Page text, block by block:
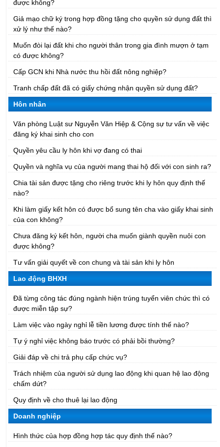
được không?
Giả mạo chữ ký trong hợp đồng tặng cho quyền sử dụng đất thì
xử lý như thế nào?
Muốn đòi lại đất khi cho người thân trong gia đình mượn ở tạm
có được không?
Cấp GCN khi Nhà nước thu hồi đất nông nghiệp?
Tranh chấp đất đã có giấy chứng nhận quyền sử dụng đất?
Hôn nhân
Văn phòng Luật sư Nguyễn Văn Hiệp & Cộng sự tư vấn về việc
đăng ký khai sinh cho con
Quyền yêu cầu ly hôn khi vợ đang có thai
Quyền và nghĩa vụ của người mang thai hộ đối với con sinh ra?
Chia tài sản được tặng cho riêng trước khi ly hôn quy định thế
nào?
Khi làm giấy kết hôn có được bổ sung tên cha vào giấy khai sinh
của con không?
Chưa đăng ký kết hôn, người cha muốn giành quyền nuôi con
được không?
Tư vấn giải quyết về con chung và tài sản khi ly hôn
Lao động BHXH
Đã từng công tác đúng ngành hiện trúng tuyển viên chức thì có
được miễn tập sự?
Làm việc vào ngày nghỉ lễ tiền lương được tính thế nào?
Tự ý nghỉ việc không báo trước có phải bồi thường?
Giải đáp về chi trả phụ cấp chức vụ?
Trách nhiệm của người sử dụng lao động khi quan hệ lao động
chấm dứt?
Quy định về cho thuê lại lao động
Doanh nghiệp
Hình thức của hợp đồng hợp tác quy định thế nào?